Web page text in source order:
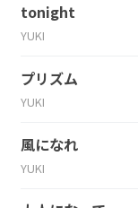
tonight
YUKI
プリズム
YUKI
風になれ
YUKI